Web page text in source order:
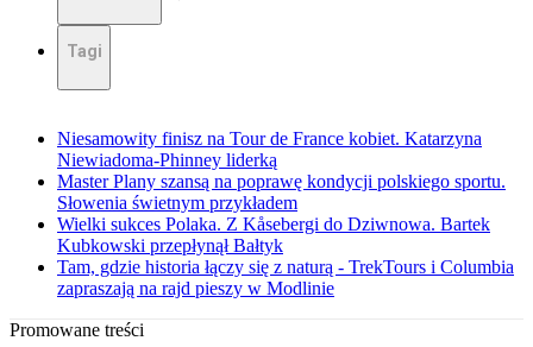
Tagi
Niesamowity finisz na Tour de France kobiet. Katarzyna
Niewiadoma-Phinney liderką
Master Plany szansą na poprawę kondycji polskiego sportu.
Słowenia świetnym przykładem
Wielki sukces Polaka. Z Kåsebergi do Dziwnowa. Bartek
Kubkowski przepłynął Bałtyk
Tam, gdzie historia łączy się z naturą - TrekTours i Columbia
zapraszają na rajd pieszy w Modlinie
Promowane treści